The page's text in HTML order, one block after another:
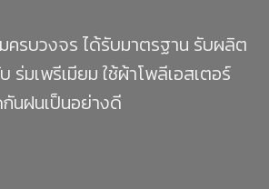
ครบวงจร ได้รับมาตรฐาน รับผลิต
ร่มเพรีเมียม ใช้ผ้าโพลีเอสเตอร์
นฝนเป็นอย่างดี